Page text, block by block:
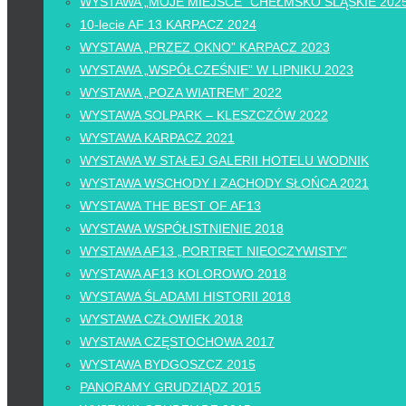
10-lecie AF 13 KARPACZ 2024
WYSTAWA „PRZEZ OKNO” KARPACZ 2023
WYSTAWA „WSPÓŁCZEŚNIE” W LIPNIKU 2023
WYSTAWA „POZA WIATREM” 2022
WYSTAWA SOLPARK – KLESZCZÓW 2022
WYSTAWA KARPACZ 2021
WYSTAWA W STAŁEJ GALERII HOTELU WODNIK
WYSTAWA WSCHODY I ZACHODY SŁOŃCA 2021
WYSTAWA THE BEST OF AF13
WYSTAWA WSPÓŁISTNIENIE 2018
WYSTAWA AF13 „PORTRET NIEOCZYWISTY”
WYSTAWA AF13 KOLOROWO 2018
WYSTAWA ŚLADAMI HISTORII 2018
WYSTAWA CZŁOWIEK 2018
WYSTAWA CZĘSTOCHOWA 2017
WYSTAWA BYDGOSZCZ 2015
PANORAMY GRUDZIĄDZ 2015